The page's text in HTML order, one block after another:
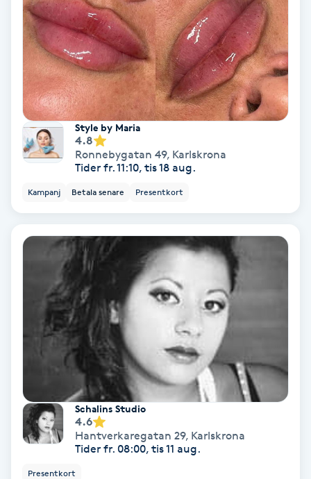
Eyeliner-tatuering
Face framing
Faceliftmassage
Fet hårbotten
Fettreducering
Fibromassage
Fotmassage
Fotsvamp
Fotvård
Fransar
Style by Maria
4.8
Ronnebygatan 49, Karlskrona
Tider fr. 11:10, tis 18 aug.
Kampanj Betala senare Presentkort
Schalins Studio
4.6
Hantverkaregatan 29, Karlskrona
Tider fr. 08:00, tis 11 aug.
Presentkort